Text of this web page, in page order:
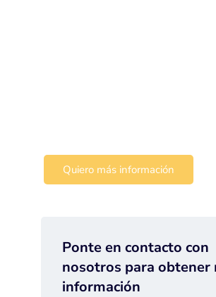
Quiero más información
Ponte en contacto con
nosotros para obtener
información